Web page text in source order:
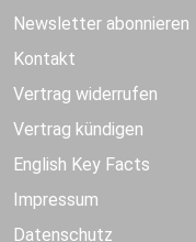
Newsletter abonnieren
Kontakt
Vertrag widerrufen
Vertrag kündigen
English Key Facts
Impressum
Datenschutz